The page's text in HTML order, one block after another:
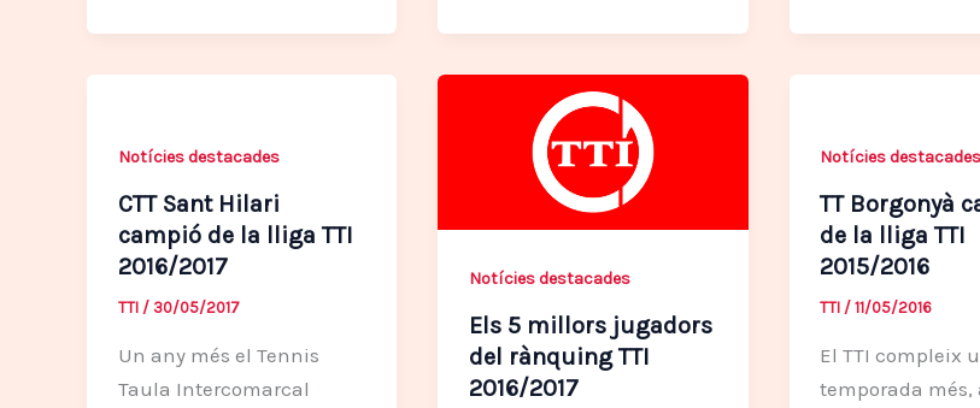
Notícies destacades
CTT Sant Hilari
campió de la lliga TTI
2016/2017
TTI / 30/05/2017
Un any més el Tennis
Taula Intercomarcal
Notícies destacades
Els 5 millors jugadors
del rànquing TTI
2016/2017
Notícies destacades
TT Borgonyà
de la lliga TTI
2015/2016
TTI /11/05/2016
El TTI compleix
temporada més,